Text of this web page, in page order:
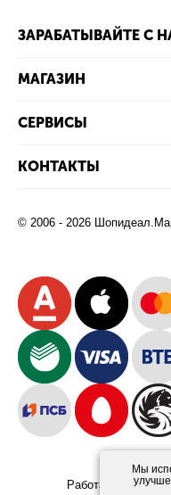
Мы
ЗАРАБАТЫВАЙТЕ С
МАГАЗИН
СЕРВИСЫ
КОНТАКТЫ
© 2006 - 2026
Работает на